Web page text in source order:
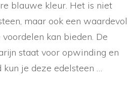
blauwe kleur. Het is niet
maar ook een waardevol
kan bieden. De
staat voor opwinding en
je deze edelsteen …